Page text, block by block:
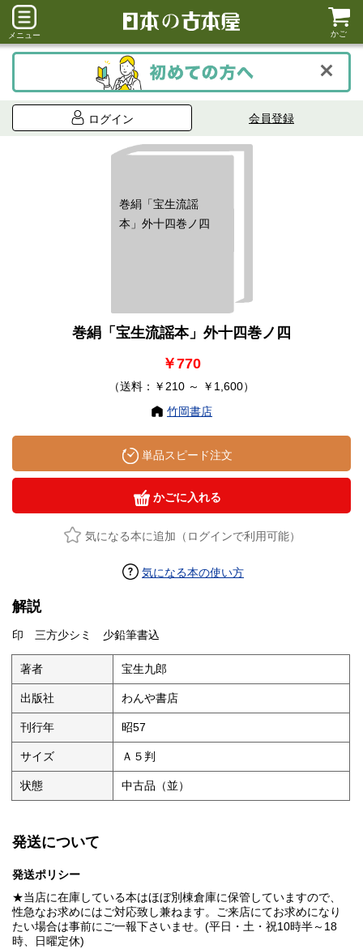
メニュー かご
ログイン 会員登録
巻絹「宝生流謡
本」外十四巻ノ四
巻絹「宝生流謡本」外十四巻ノ四
￥770
（送料：￥210 ～ ￥1,600）
竹岡書店
単品スピード注文
かごに入れる
気になる本に追加（ログインで利用可能）
気になる本の使い方
解説
印 三方少シミ 少鉛筆書込
著者 宝生九郎
出版社 わんや書店
刊行年 昭57
サイズ Ａ５判
状態 中古品（並）
発送について
発送ポリシー
★当店に在庫している本はほぼ別棟倉庫に保管していますので、
性急なお求めにはご対応致し兼ねます。ご来店にてお求めになり
たい場合は事前にご一報下さいませ。(平日・土・祝10時半～18
時、日曜定休)